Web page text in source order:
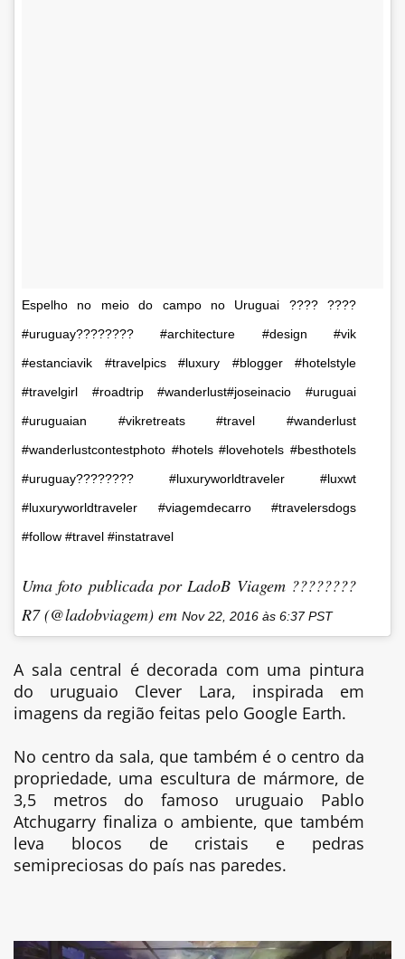
Espelho no meio do campo no Uruguai ???? ????
#uruguay???????? #architecture #design #vik
#estanciavik #travelpics #luxury #blogger #hotelstyle
#travelgirl #roadtrip #wanderlust#joseinacio #uruguai
#uruguaian #vikretreats #travel #wanderlust
#wanderlustcontestphoto #hotels #lovehotels #besthotels
#uruguay???????? #luxuryworldtraveler #luxwt
#luxuryworldtraveler #viagemdecarro #travelersdogs
#follow #travel #instatravel
Uma foto publicada por LadoB Viagem ????????
R7 (@ladobviagem) em Nov 22, 2016 às 6:37 PST
A sala central é decorada com uma pintura
do uruguaio Clever Lara, inspirada em
imagens da região feitas pelo Google Earth.
No centro da sala, que também é o centro da
propriedade, uma escultura de mármore, de
3,5 metros do famoso uruguaio Pablo
Atchugarry finaliza o ambiente, que também
leva blocos de cristais e pedras
semipreciosas do país nas paredes.